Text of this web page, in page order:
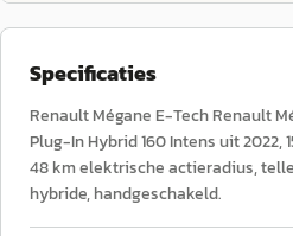
Specificaties
Renault Mégane E-Tech Renault
Plug-In Hybrid 160 Intens uit 2022,
48 km elektrische actieradius,
hybride, handgeschakeld.